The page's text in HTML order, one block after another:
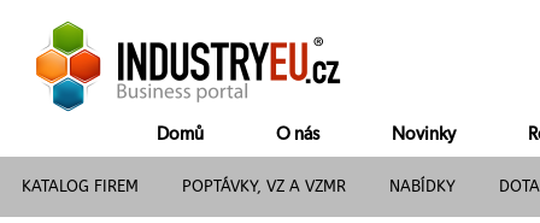
Domů O nás Novinky
KATALOG FIREM POPTÁVKY, VZ A VZMR NABÍDKY